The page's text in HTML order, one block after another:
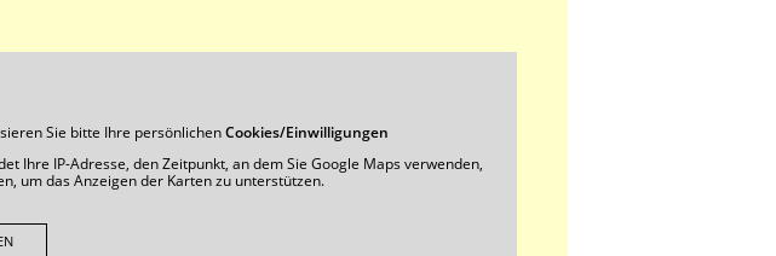
Sie bitte Ihre persönlichenCookies/Einwilligungen
Ihre IP-Adresse, den Zeitpunkt, an dem Sie Google Maps verwenden,
um das Anzeigen der Karten zu unterstützen.